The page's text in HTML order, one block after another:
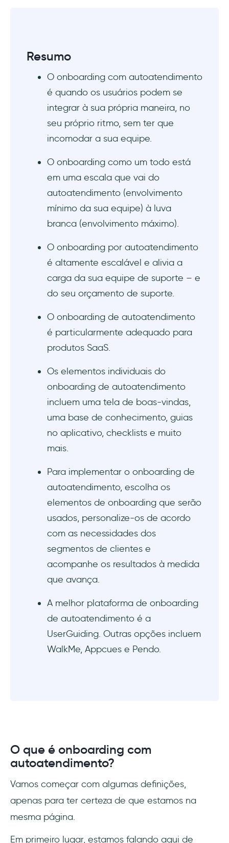
Decida sobre os recursos do onboarding de
autoatendimento
Personalize o onboarding de acordo com as
necessidades de cada segmento
Conte com o apoio do sucesso do cliente
Observe as métricas e o analytics
Ferramentas de onboarding de
autoatendimento
1. UserGuiding
2. WalkMe
3. Appcues
4. Pendo
5. Intercom
6. Chameleon
7. Whatfix
8. HelpHero
9. Loom
10. Zendesk
Resumo
O onboarding com autoatendimento
é quando os usuários podem se
integrar à sua própria maneira, no
seu próprio ritmo, sem ter que
incomodar a sua equipe.
O onboarding como um todo está
em uma escala que vai do
autoatendimento (envolvimento
mínimo da sua equipe) à luva
branca (envolvimento máximo).
O onboarding por autoatendimento
é altamente escalável e alivia a
carga da sua equipe de suporte – e
do seu orçamento de suporte.
O onboarding de autoatendimento
é particularmente adequado para
produtos SaaS.
Os elementos individuais do
onboarding de autoatendimento
incluem uma tela de boas-vindas,
uma base de conhecimento, guias
no aplicativo, checklists e muito
mais.
Para implementar o onboarding de
autoatendimento, escolha os
elementos de onboarding que serão
usados, personalize-os de acordo
com as necessidades dos
segmentos de clientes e
acompanhe os resultados à medida
que avança.
A melhor plataforma de onboarding
de autoatendimento é a
UserGuiding. Outras opções incluem
WalkMe, Appcues e Pendo.
O que é onboarding com
autoatendimento?
Vamos começar com algumas definições,
apenas para ter certeza de que estamos na
mesma página.
Em primeiro lugar, estamos falando aqui de